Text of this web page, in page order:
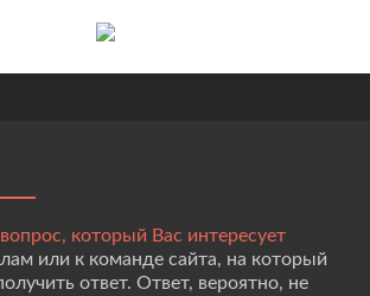
который Вас интересует
или к команде сайта, на который
ответ. Ответ, вероятно, не